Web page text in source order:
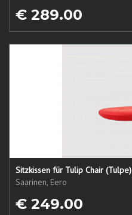
€ 289.00
Sitzkissen für Tulip Chair (Tulpe)
Saarinen, Eero
€ 249.00